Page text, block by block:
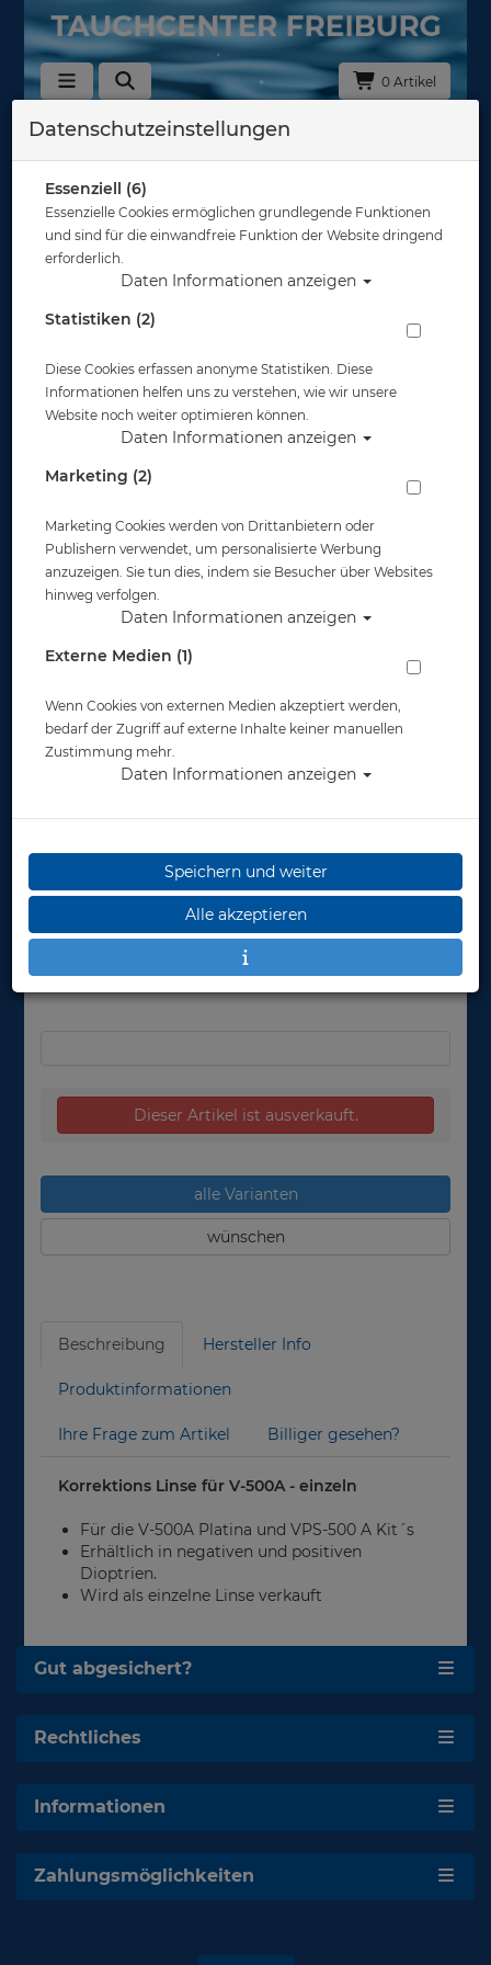
0 Artikel
Zurück
Korrektions Linse für VC510A - einzeln -
Artikelnr.: tus-VC510AN40
Herstellerpreis: 10,50 €
10,50 €
Dieser Artikel ist ausverkauft.
alle Varianten
wünschen
Beschreibung Hersteller Info
Produktinformationen
Ihre Frage zum Artikel Billiger gesehen?
Korrektions Linse für V-500A - einzeln
Für die V-500A Platina und VPS-500 A Kit´s
Erhältlich in negativen und positiven
Dioptrien.
Wird als einzelne Linse verkauft
Gut abgesichert?
Rechtliches
Informationen
Zahlungsmöglichkeiten
Datenschutzeinstellungen
Essenziell (6)
Essenzielle Cookies ermöglichen grundlegende Funktionen
und sind für die einwandfreie Funktion der Website dringend
erforderlich.
Daten Informationen anzeigen
Statistiken (2)
Diese Cookies erfassen anonyme Statistiken. Diese
Informationen helfen uns zu verstehen, wie wir unsere
Website noch weiter optimieren können.
Daten Informationen anzeigen
Marketing (2)
Marketing Cookies werden von Drittanbietern oder
Publishern verwendet, um personalisierte Werbung
anzuzeigen. Sie tun dies, indem sie Besucher über Websites
hinweg verfolgen.
Daten Informationen anzeigen
Externe Medien (1)
Wenn Cookies von externen Medien akzeptiert werden,
bedarf der Zugriff auf externe Inhalte keiner manuellen
Zustimmung mehr.
Daten Informationen anzeigen
Speichern und weiter
Alle akzeptieren